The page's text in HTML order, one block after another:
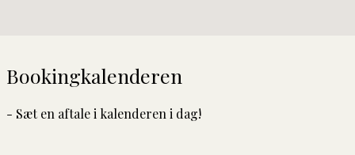
Bookingkalenderen
- Sæt en aftale i kalenderen i dag!